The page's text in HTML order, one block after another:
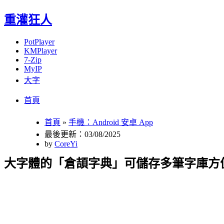
重灌狂人
PotPlayer
KMPlayer
7-Zip
MyIP
大字
首頁
首頁 » 手機：Android 安卓 App
最後更新：03/08/2025
by CoreYi
大字體的「倉頡字典」可儲存多筆字庫方